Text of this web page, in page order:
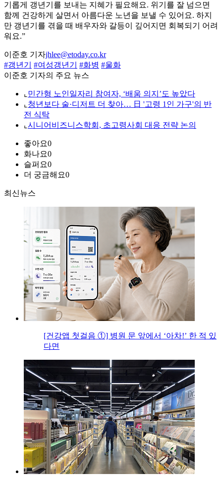
기롭게 갱년기를 보내는 지혜가 필요해요. 위기를 잘 넘으면
함께 건강하게 살면서 아름다운 노년을 보낼 수 있어요. 하지
만 갱년기를 겪을 때 배우자와 갈등이 깊어지면 회복되기 어려
워요.”
이준호 기자jhlee@etoday.co.kr
#갱년기
#여성갱년기 #화병 #울화
이준호 기자의 주요 뉴스
⌞ 민간형 노인일자리 참여자, ‘배움 의지’도 높았다
⌞ 청년보다 술·디저트 더 찾아… 日 '고령 1인 가구'의 반
전 식탁
⌞ 시니어비즈니스학회, 초고령사회 대응 전략 논의
좋아요0
화나요0
슬퍼요0
더 궁금해요0
최신뉴스
[건강앱 첫걸음 ①] 병원 문 앞에서 ‘아차!’ 한 적 있
다면